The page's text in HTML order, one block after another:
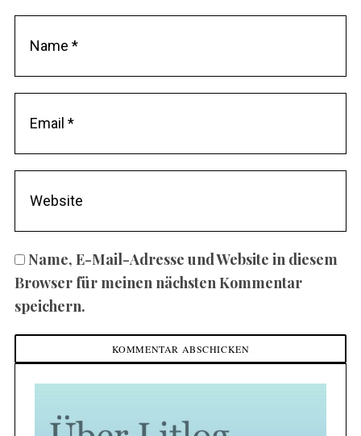
Name, E-Mail-Adresse und Website in diesem
Browser für meinen nächsten Kommentar
speichern.